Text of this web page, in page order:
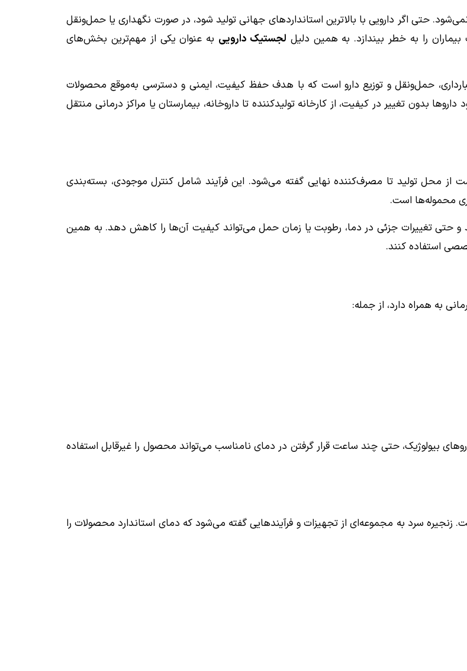
حتی اگر دارویی با بالاترین استانداردهای جهانی تولید شود، در صورت نگهداری یا حمل‌ونقل
را به خطر بیندازد. به همین دلیل لجستیک دارویی به عنوان یکی از مهم‌ترین بخش‌های
حمل‌ونقل و توزیع دارو است که با هدف حفظ کیفیت، ایمنی و دسترسی به‌موقع محصولات
بدون تغییر در کیفیت، از کارخانه تولیدکننده تا داروخانه، بیمارستان یا مراکز درمانی منتقل
از محل تولید تا مصرف‌کننده نهایی گفته می‌شود. این فرآیند شامل کنترل موجودی، بسته‌بندی
محموله‌ها است.
و حتی تغییرات جزئی در دما، رطوبت یا زمان حمل می‌تواند کیفیت آن‌ها را کاهش دهد. به همین
استفاده کنند.
به همراه دارد، از جمله:
بیولوژیک، حتی چند ساعت قرار گرفتن در دمای نامناسب می‌تواند محصول را غیرقابل استفاده
زنجیره سرد به مجموعه‌ای از تجهیزات و فرآیندهایی گفته می‌شود که دمای استاندارد محصولات را